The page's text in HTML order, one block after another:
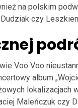
na polskim
czy
Voo Voo
album
lokalizacjach
Maleńczuk czy